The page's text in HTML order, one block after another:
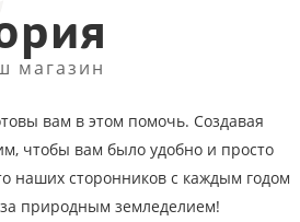
ПОДПИСАТЬСЯ
магазин
вам в этом помочь. Создавая
чтобы вам было удобно и просто
наших сторонников с каждым годом
природным земледелием!